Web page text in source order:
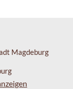
Magdeburg